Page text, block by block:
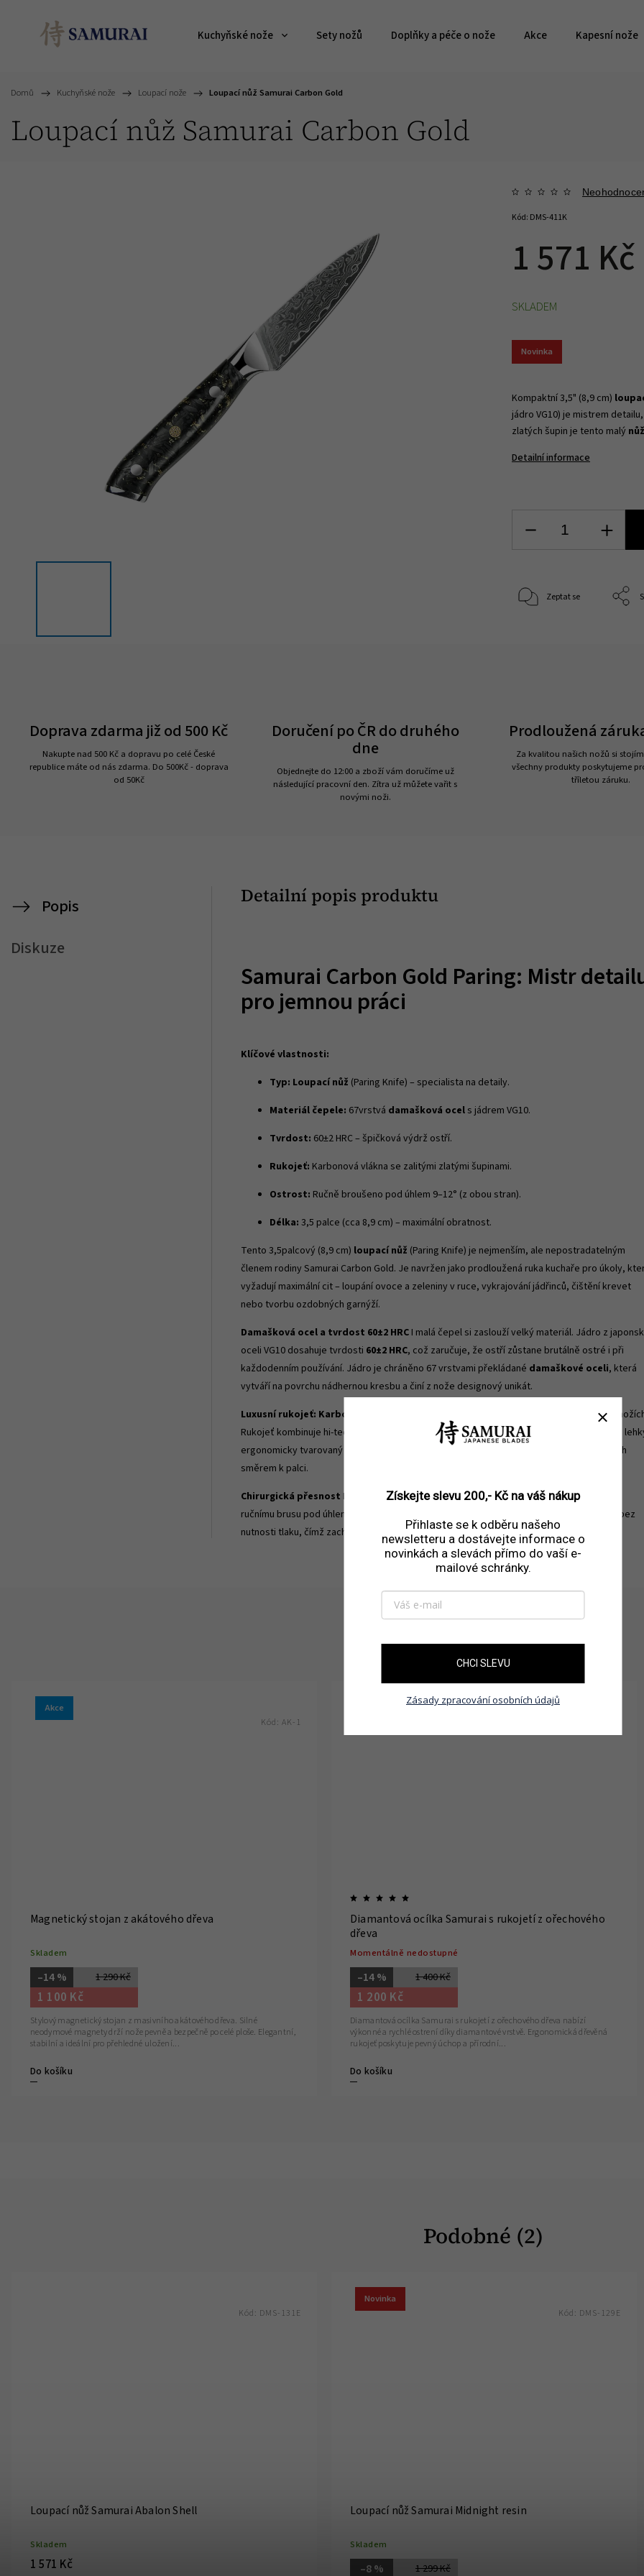
Kuchyňské nože Sety nožů Doplňky a péče o nože Akce Kapesní nože
Domů / Kuchyňské nože / Loupací nože / Loupací nůž Samurai Carbon Gold
Loupací nůž Samurai Carbon Gold
1 571 Kč
Kód: DMS-411K
Novinka
Kompaktní 3,5" (8,9 cm)
jádro VG10) je mistrem
zlatých šupin je tento malý
Detailní informace
SKLADEM
Zeptat se
Doprava zdarma již od 500 Kč
Nakupte nad 500 Kč a dopravu po celé České
republice máte od nás zdarma. Do 500Kč - doprava
od 50Kč
Doručení po ČR do druhého
dne
Objednejte do 12:00 a zboží vám doručíme už
následující pracovní den. Zítra už můžete vařit s
novými noži.
Prodloužená
Za kvalitou našich nožů si
všechny produkty poskytujeme
tříletou záruku.
Popis
Diskuze
Detailní popis produktu
Samurai Carbon Gold Paring: Mistr
pro jemnou práci
Klíčové vlastnosti:
Typ: Loupací nůž (Paring Knife) – specialista na detaily.
Materiál čepele: 67vrstvá damašková ocel s jádrem VG10.
Tvrdost: 60±2 HRC – špičková výdrž ostří.
Rukojeť: Karbonová vlákna se zalitými zlatými šupinami.
Ostrost: Ručně broušeno pod úhlem 9–12° (z obou stran).
Délka: 3,5 palce (cca 8,9 cm) – maximální obratnost.
Tento 3,5palcový (8,9 cm) loupací nůž (Paring Knife) je nejmenším, ale nepostradatelným
členem rodiny Samurai Carbon Gold. Je navržen jako prodloužená ruka kuchaře pro úkoly,
vyžadují maximální cit – loupání ovoce a zeleniny v ruce, vykrajování jádřinců, čištění krevet
nebo tvorbu ozdobných garnýží.
Damašková ocel a tvrdost 60±2 HRC I malá čepel si zaslouží velký materiál. Jádro z
oceli VG10 dosahuje tvrdosti 60±2 HRC, což zaručuje, že ostří zůstane brutálně ostré i při
každodenním používání. Jádro je chráněno 67 vrstvami překládané damaškové oceli, která
vytváří na povrchu nádhernou kresbu a činí z nože designový unikát.
Luxusní rukojeť: Karbon a zlato
Série Carbon Gold boří mýty o nudných kuchyňských
Rukojeť kombinuje hi-tech karbonová vlákna se zalisovanými kousky zlatých šupin. Nůž je
ergonomicky tvarovaný tak, aby se s ním dalo pohodlně manipulovat i při složitých řezech
směrem k palci.
Chirurgická přesnost Krátká čepel vám dává absolutní kontrolu nad špičkou nože. Díky
ručnímu brusu pod úhlem
proniká slupkou rajčete nebo jablka bez
nutnosti tlaku, čímž zachovává šťávu a texturu suroviny.
Související produkty
Akce
Magnetický stojan z akátového dřeva
Skladem
1 290 Kč
–14 %
1 100 Kč
Do košíku
Stylový magnetický stojan z masivního akátového dřeva. Silné
neodymové magnety drží nože pevně a bezpečně po celé ploše. Elegantní,
stabilní a ideální pro přehledné uložení...
Kód: AK-1
Diamantová ocílka Samurai s rukojetí z ořechového
dřeva
Momentálně nedostupné
1 400 Kč
–14 %
1 200 Kč
Do košíku
Diamantová ocílka Samurai s rukojetí z ořechového dřeva nabízí
výkonné a rychlé ostrení díky diamantové vrstvě. Ergonomická dřevěná
rukojeť poskytuje pevný úchop a přírodní...
Podobné (2)
Loupací nůž Samurai Abalon Shell
Skladem
1 571 Kč
Kód: DMS-131E
Novinka
Loupací nůž Samurai Midnight resin
Skladem
1 299 Kč
–8 %
Kód: DMS-129E
Získejte slevu 200,- Kč na váš nákup
Přihlaste se k odběru našeho
newsletteru a dostávejte informace o
novinkách a slevách přímo do vaší e-
mailové schránky.
CHCI SLEVU
Zásady zpracování osobních údajů